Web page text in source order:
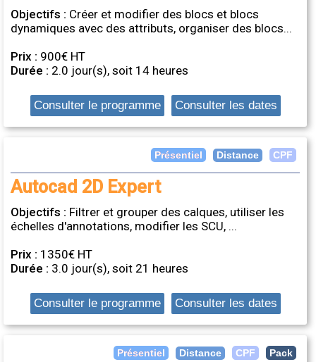
Objectifs : Créer et modifier des blocs et blocs
dynamiques avec des attributs, organiser des blocs...
Prix : 900€ HT
Durée : 2.0 jour(s), soit 14 heures
Consulter le programme Consulter les dates
Présentiel Distance CPF
Autocad 2D Expert
Objectifs : Filtrer et grouper des calques, utiliser les
échelles d'annotations, modifier les SCU, ...
Prix : 1350€ HT
Durée : 3.0 jour(s), soit 21 heures
Consulter le programme Consulter les dates
Présentiel Distance CPF Pack